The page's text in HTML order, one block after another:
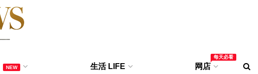
NEW 生活 LIFE 网店
每天必看